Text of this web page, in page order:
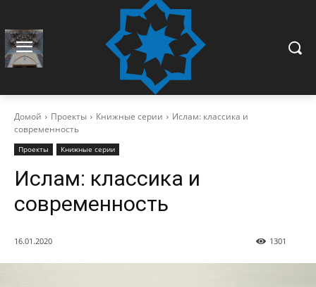
Домой Проекты Книжные серии
Ислам: классика и
современность
Проекты Книжные серии
Ислам: классика и
современность
16.01.2020 1301